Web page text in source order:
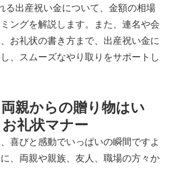
る出産祝い金について、金額の相場
ングを解説します。また、連名や会
お礼状の書き方まで、出産祝い金に
、スムーズなやり取りをサポートし
親からの贈り物はい
礼状マナー
喜びと感動でいっぱいの瞬間ですよ
、両親や親族、友人、職場の方々か